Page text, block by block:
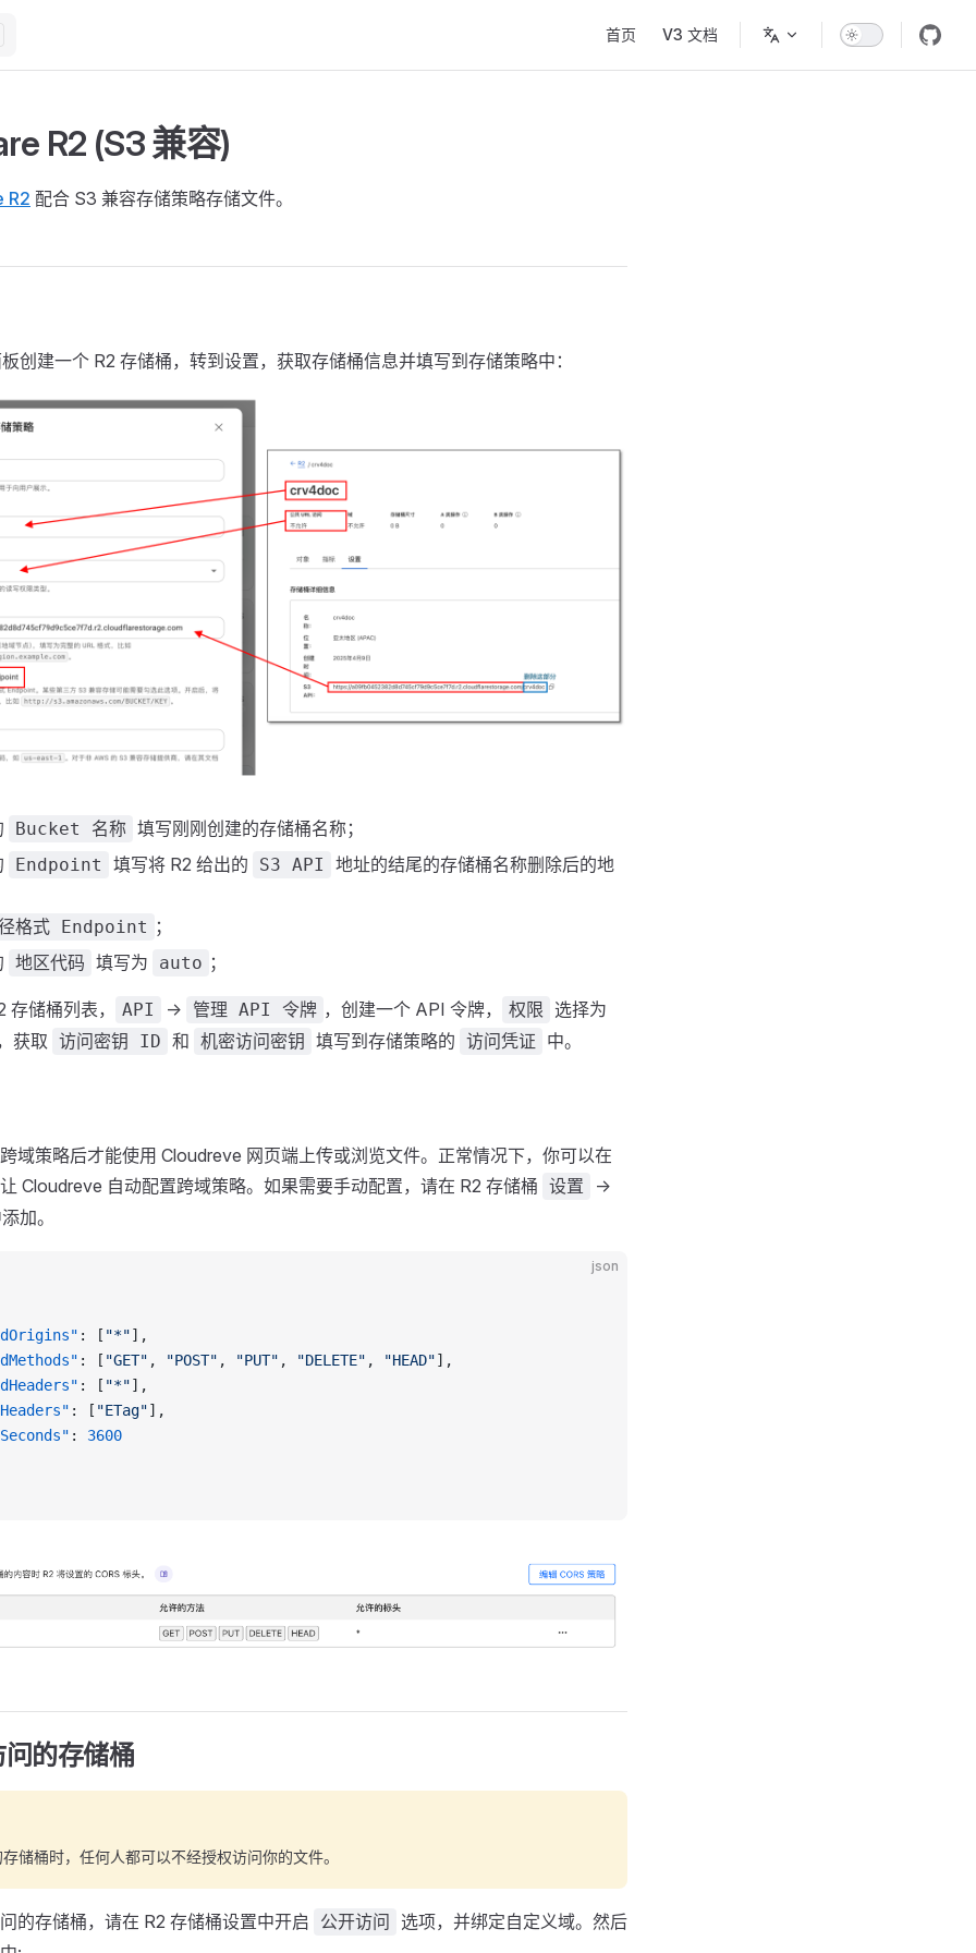
首页 V3 文档
R2 (S3 兼容)
R2 配合 S3 兼容存储策略存储文件。
创建一个 R2 存储桶，转到设置，获取存储桶信息并填写到存储策略中：
Bucket 名称 填写刚刚创建的存储桶名称；
Endpoint 填写将 R2 给出的 S3 API 地址的结尾的存储桶名称删除后的地
格式 Endpoint ；
地区代码 填写为 auto ；
储桶列表， API -> 管理 API 令牌 ，创建一个 API 令牌， 权限
选择为
获取 访问密钥 ID 和 机密访问密钥 填写到存储策略的 访问凭证 中。
域策略后才能使用 Cloudreve 网页端上传或浏览文件。正常情况下，你可以在
Cloudreve 自动配置跨域策略。如果需要手动配置，请在 R2 存储桶 设置
->
加。
json
: [ "*"],
: [ "GET" , "POST" , "PUT" , "DELETE" , "HEAD"],
: [ "*"],
: [ "ETag"],
: 3600
的存储桶
储桶时，任何人都可以不经授权访问你的文件。
的存储桶，请在 R2 存储桶设置中开启 公开访问
选项，并绑定自定义域。然后